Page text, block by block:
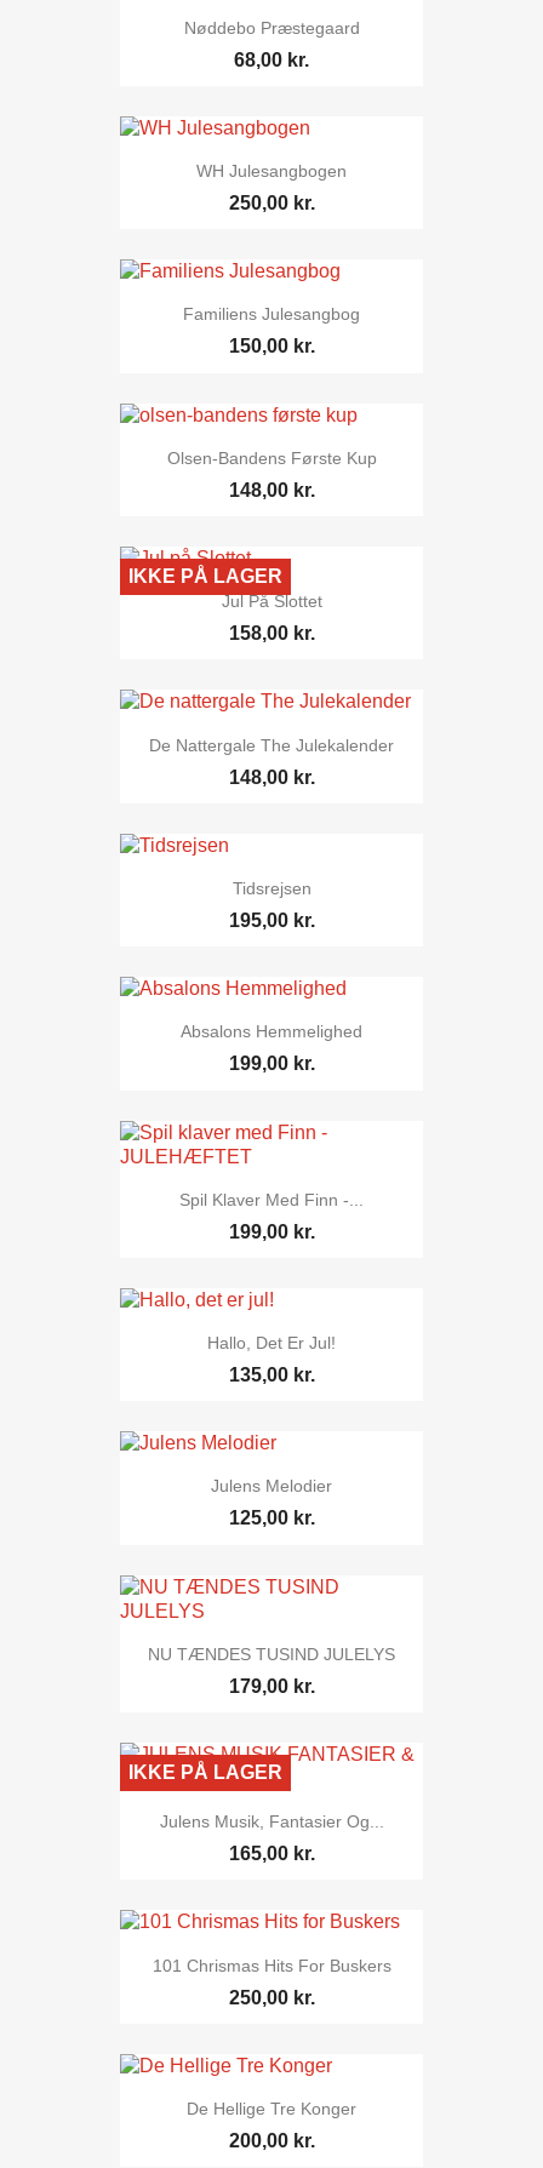
Nøddebo Præstegaard
68,00 kr.
WH Julesangbogen
250,00 kr.
Familiens Julesangbog
150,00 kr.
Olsen-Bandens Første Kup
148,00 kr.
Jul På Slottet
158,00 kr.
IKKE PÅ LAGER
De Nattergale The Julekalender
148,00 kr.
Tidsrejsen
195,00 kr.
Absalons Hemmelighed
199,00 kr.
Spil Klaver Med Finn -...
199,00 kr.
Hallo, Det Er Jul!
135,00 kr.
Julens Melodier
125,00 kr.
NU TÆNDES TUSIND JULELYS
179,00 kr.
Julens Musik, Fantasier Og...
165,00 kr.
IKKE PÅ LAGER
101 Chrismas Hits For Buskers
250,00 kr.
De Hellige Tre Konger
200,00 kr.